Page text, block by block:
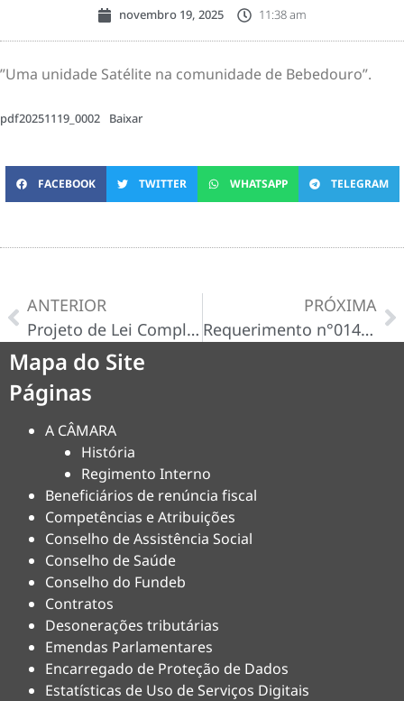
novembro 19, 2025 11:38 am
”Uma unidade Satélite na comunidade de Bebedouro”.
pdf20251119_0002 Baixar
FACEBOOK TWITTER WHATSAPP TELEGRAM
ANTERIOR
Projeto de Lei Complementar N°008/2025, de 10 de Novembro de 2025.
PRÓXIMA
Requerimento n°014/2025
Mapa do Site
Páginas
A CÂMARA
História
Regimento Interno
Beneficiários de renúncia fiscal
Competências e Atribuições
Conselho de Assistência Social
Conselho de Saúde
Conselho do Fundeb
Contratos
Desonerações tributárias
Emendas Parlamentares
Encarregado de Proteção de Dados
Estatísticas de Uso de Serviços Digitais